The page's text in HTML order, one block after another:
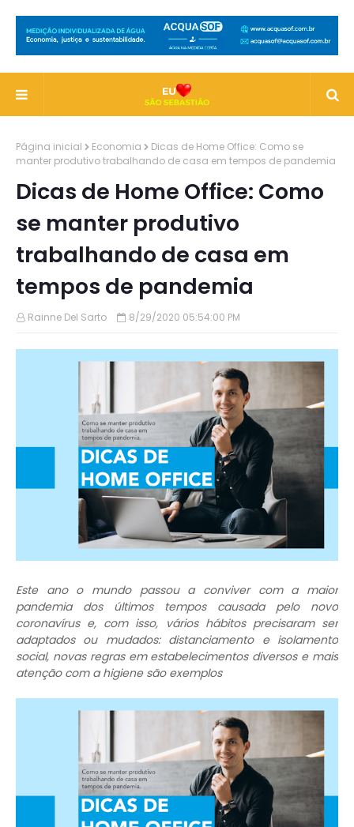
Página inicial Economia
Dicas de Home Office: Como se
manter produtivo trabalhando de casa em tempos de pandemia
Dicas de Home Office: Como
se manter produtivo
trabalhando de casa em
tempos de pandemia
Rainne Del Sarto 8/29/2020 05:54:00 PM
Este ano o mundo passou a conviver com a maior
pandemia dos últimos tempos causada pelo novo
coronavírus e, com isso, vários hábitos precisaram ser
adaptados ou mudados: distanciamento e isolamento
social, novas regras em estabelecimentos diversos e mais
atenção com a higiene são exemplos